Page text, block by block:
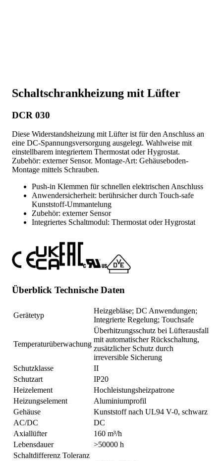
Schaltschrankheizung mit Lüfter
DCR 030
Diese Widerstandsheizung mit Lüfter ist für den Anschluss an
eine DC-Spannungsversorgung ausgelegt. Wahlweise mit
einstellbarem integriertem Thermostat oder Hygrostat.
Zubehör: externer Sensor. Montage-Art: Gehäuseboden-
Montage mittels Schrauben.
Push-in Klemmen für schnellen elektrischen Anschluss
Anwendersicherheit: berührsicher durch Touch-safe
Kunststoff-Ummantelung
Zubehör: externer Sensor
Integriertes Schaltmodul: Thermostat oder Hygrostat
Überblick Technische Daten
Gerätetyp
Heizgebläse; DC Anwendungen;
Integrierte Regelung; Touchsafe
Temperaturüberwachung
Überhitzungsschutz bei Lüfterausfall
mit automatischer Rückschaltung,
zusätzlicher Schutz durch
irreversible Sicherung
Schutzklasse
II
Schutzart
IP20
Heizelement
Hochleistungsheizpatrone
Heizungselement
Aluminiumprofil
Gehäuse
Kunststoff nach UL94 V-0, schwarz
AC/DC
DC
Axiallüfter
160 m³/h
Lebensdauer
>50000 h
Schaltdifferenz Toleranz